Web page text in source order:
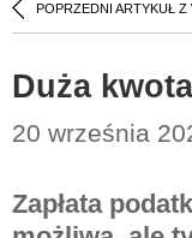
POPRZEDNI ARTYKUŁ Z
Duża
20 września
Zapłata